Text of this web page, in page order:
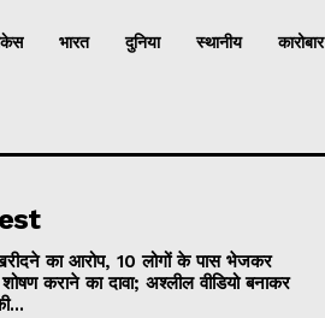
भारत दुनिया स्थानीय कारोबार
का आरोप, 10 लोगों के पास भेजकर
कराने का दावा; अश्लील वीडियो बनाकर